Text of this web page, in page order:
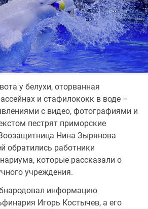
у белухи, оторванная
и стафилококк в воде –
с видео, фотографиями и
пестрят приморские
Нина Зырянова
обратились работники
которые рассказали о
учреждения.
информацию
Игорь Костычев, а его